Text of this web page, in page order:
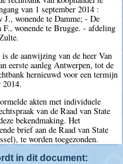
van 1 september 2014 :
wonende te Damme; - De
wonende te Brugge. - afdeling
is de aanwijzing van de heer Van
eerste aanleg Antwerpen, tot de
hernieuwd voor een termijn
2014.
akten met individuele
van de Raad van State
bekendmaking. Het
brief aan de Raad van State
te worden toegezonden.
in dit document: